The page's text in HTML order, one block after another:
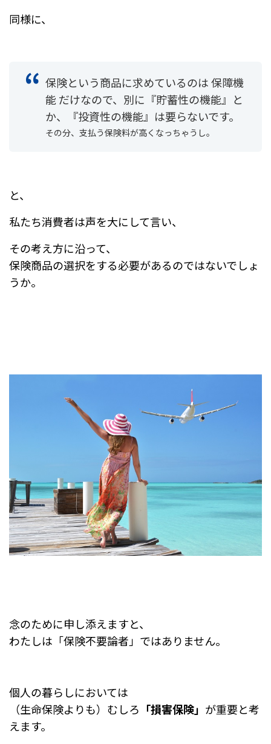
同様に、
保険という商品に求めているのは 保障機
能 だけなので、 別に『貯蓄性の機能』と
か、『投資性の機能』は要らないです。
その分、支払う保険料が高くなっちゃうし。
と、
私たち消費者は声を大にして言い、
その考え方に沿って、
保険商品の選択をする必要があるのではないでしょ
うか。
念のために申し添えますと、
わたしは「保険不要論者」ではありません。
個人の暮らしにおいては
（生命保険よりも）むしろ 「損害保険」 が重要と考
えます。